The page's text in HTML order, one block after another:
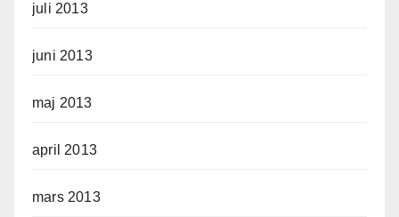
juli 2013
juni 2013
maj 2013
april 2013
mars 2013